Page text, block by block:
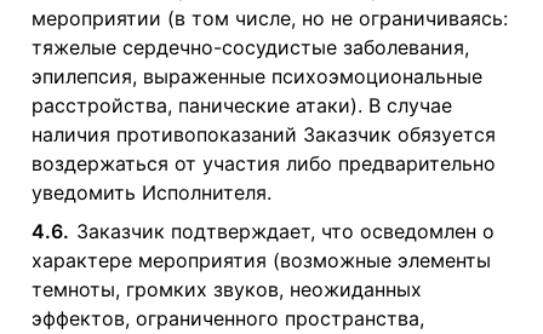
мероприятии (в том числе, но не ограничиваясь:
тяжелые сердечно-сосудистые заболевания,
эпилепсия, выраженные психоэмоциональные
расстройства, панические атаки). В случае
наличия противопоказаний Заказчик обязуется
воздержаться от участия либо предварительно
уведомить Исполнителя.
4.6. Заказчик подтверждает, что осведомлен о
характере мероприятия (возможные элементы
темноты, громких звуков, неожиданных
эффектов, ограниченного пространства,